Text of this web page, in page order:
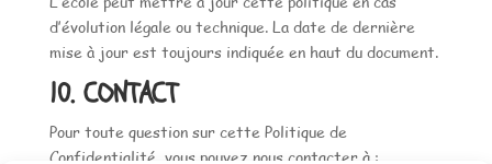
d’évolution légale ou technique. La date de dernière
mise à jour est toujours indiquée en haut du document.
10. CONTACT
Pour toute question sur cette Politique de
Confidentialité, vous pouvez nous contacter à :